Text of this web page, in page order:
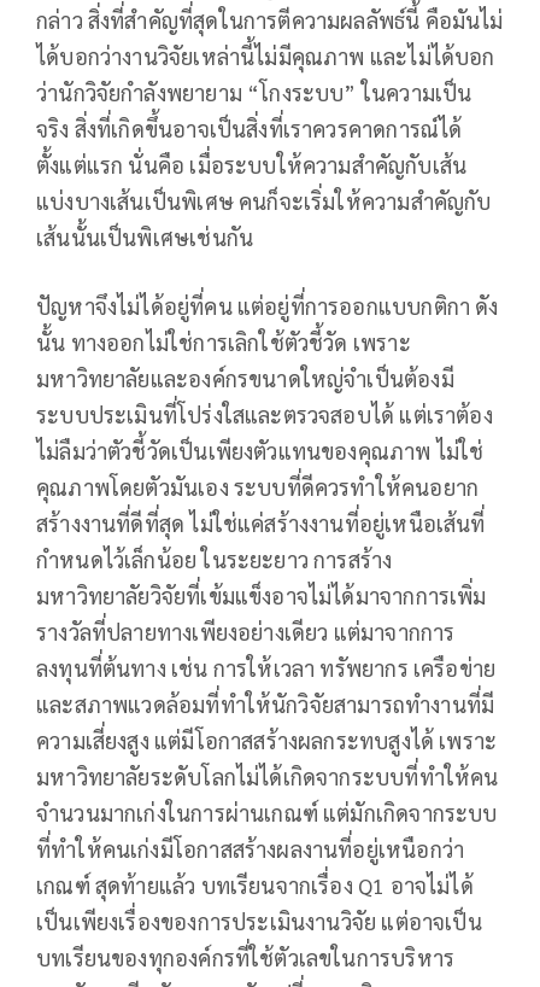
กล่าว สิ่งที่สำคัญที่สุดในการตีความผลลัพธ์นี้ คือมันไม่
ได้บอกว่างานวิจัยเหล่านี้ไม่มีคุณภาพ และไม่ได้บอก
ว่านักวิจัยกำลังพยายาม “โกงระบบ” ในความเป็น
จริง สิ่งที่เกิดขึ้นอาจเป็นสิ่งที่เราควรคาดการณ์ได้
ตั้งแต่แรก นั่นคือ เมื่อระบบให้ความสำคัญกับเส้น
แบ่งบางเส้นเป็นพิเศษ คนก็จะเริ่มให้ความสำคัญกับ
เส้นนั้นเป็นพิเศษเช่นกัน
ปัญหาจึงไม่ได้อยู่ที่คน แต่อยู่ที่การออกแบบกติกา ดัง
นั้น ทางออกไม่ใช่การเลิกใช้ตัวชี้วัด เพราะ
มหาวิทยาลัยและองค์กรขนาดใหญ่จำเป็นต้องมี
ระบบประเมินที่โปร่งใสและตรวจสอบได้ แต่เราต้อง
ไม่ลืมว่าตัวชี้วัดเป็นเพียงตัวแทนของคุณภาพ ไม่ใช่
คุณภาพโดยตัวมันเอง ระบบที่ดีควรทำให้คนอยาก
สร้างงานที่ดีที่สุด ไม่ใช่แค่สร้างงานที่อยู่เหนือเส้นที่
กำหนดไว้เล็กน้อย ในระยะยาว การสร้าง
มหาวิทยาลัยวิจัยที่เข้มแข็งอาจไม่ได้มาจากการเพิ่ม
รางวัลที่ปลายทางเพียงอย่างเดียว แต่มาจากการ
ลงทุนที่ต้นทาง เช่น การให้เวลา ทรัพยากร เครือข่าย
และสภาพแวดล้อมที่ทำให้นักวิจัยสามารถทำงานที่มี
ความเสี่ยงสูง แต่มีโอกาสสร้างผลกระทบสูงได้ เพราะ
มหาวิทยาลัยระดับโลกไม่ได้เกิดจากระบบที่ทำให้คน
จำนวนมากเก่งในการผ่านเกณฑ์ แต่มักเกิดจากระบบ
ที่ทำให้คนเก่งมีโอกาสสร้างผลงานที่อยู่เหนือกว่า
เกณฑ์ สุดท้ายแล้ว บทเรียนจากเรื่อง Q1 อาจไม่ได้
เป็นเพียงเรื่องของการประเมินงานวิจัย แต่อาจเป็น
บทเรียนของทุกองค์กรที่ใช้ตัวเลขในการบริหาร